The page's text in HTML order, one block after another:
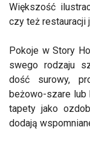
Większość
czy też restauracji
Pokoje w Story
swego rodzaju
dość surowy,
beżowo-szare lub
tapety jako
dodają